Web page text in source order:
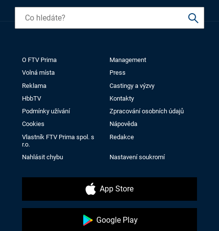
O FTV Prima
Management
Volná místa
Press
Reklama
Castingy a výzvy
HbbTV
Kontakty
Podmínky užívání
Zpracování osobních údajů
Cookies
Nápověda
Vlastník FTV Prima spol. s
r.o.
Redakce
Nahlásit chybu Nastavení soukromí
App Store
Google Play